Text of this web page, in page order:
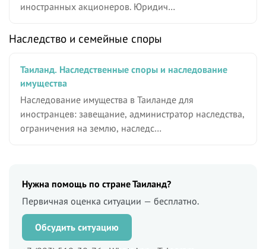
иностранных акционеров. Юридич…
Наследство и семейные споры
Таиланд. Наследственные споры и наследование
имущества
Наследование имущества в Таиланде для
иностранцев: завещание, администратор наследства,
ограничения на землю, наследс…
Нужна помощь по стране Таиланд?
Первичная оценка ситуации — бесплатно.
Обсудить ситуацию